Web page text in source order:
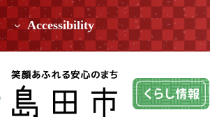
Accessibility